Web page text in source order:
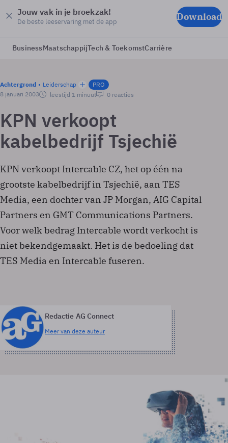
Jouw vak in je broekzak!
De beste leeservaring met de app Download
BusinessMaatschappijTech & ToekomstCarrière
Achtergrond Leiderschap
PRO
8 januari 2003
leestijd 1 minuut 0 reacties
KPN verkoopt
kabelbedrijf Tsjechië
KPN verkoopt Intercable CZ, het op één na
grootste kabelbedrijf in Tsjechië, aan TES
Media, een dochter van JP Morgan, AIG Capital
Partners en GMT Communications Partners.
Voor welk bedrag Intercable wordt verkocht is
niet bekendgemaakt. Het is de bedoeling dat
TES Media en Intercable fuseren.
Redactie AG Connect
Meer van deze auteur